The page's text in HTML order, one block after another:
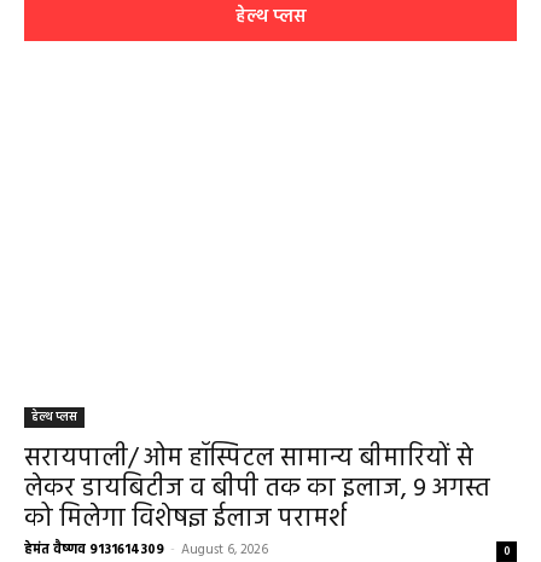
हेल्थ प्लस
हेल्थ प्लस
सरायपाली/ ओम हॉस्पिटल सामान्य बीमारियों से
लेकर डायबिटीज व बीपी तक का इलाज, 9 अगस्त
को मिलेगा विशेषज्ञ ईलाज परामर्श
हेमंत वैष्णव 9131614309 - August 6, 2026 0